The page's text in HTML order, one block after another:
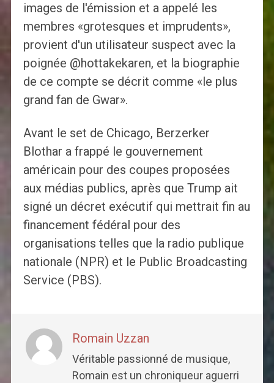
images de l'émission et a appelé les
membres «grotesques et imprudents»,
provient d'un utilisateur suspect avec la
poignée @hottakekaren, et la biographie
de ce compte se décrit comme «le plus
grand fan de Gwar».
Avant le set de Chicago, Berzerker
Blothar a frappé le gouvernement
américain pour des coupes proposées
aux médias publics, après que Trump ait
signé un décret exécutif qui mettrait fin au
financement fédéral pour des
organisations telles que la radio publique
nationale (NPR) et le Public Broadcasting
Service (PBS).
Romain Uzzan
Véritable passionné de musique,
Romain est un chroniqueur aguerri